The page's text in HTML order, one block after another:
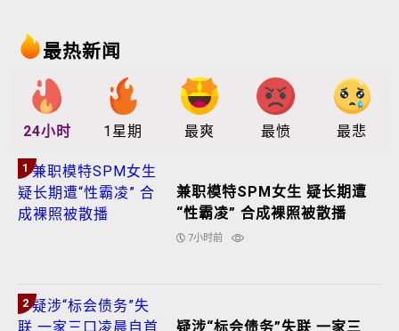
最热新闻
24小时 1星期 最爽 最愤 最悲
1
兼职模特SPM女生 疑长期遭
“性霸凌” 合成裸照被散播
7小时前
2
疑涉“标会债务”失联 一家三